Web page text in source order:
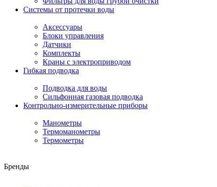
Системы от протечки воды
Аксессуары
Блоки управления
Датчики
Комплекты
Краны с электроприводом
Гибкая подводка
Подводка для воды
Сильфонная газовая подводка
Контрольно-измерительные приборы
Манометры
Термоманометры
Термометры
Бренды